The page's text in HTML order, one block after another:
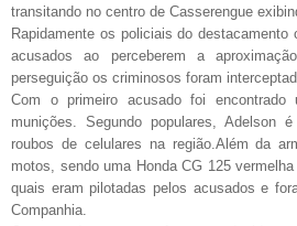
transitando no centro de Casserengue
Rapidamente os policiais do destacamento
acusados ao perceberem a
perseguição os criminosos foram
Com o primeiro acusado foi
munições. Segundo populares, Adelson
roubos de celulares na região.Além da
motos, sendo uma Honda CG 125
quais eram pilotadas pelos acusados e
Companhia.